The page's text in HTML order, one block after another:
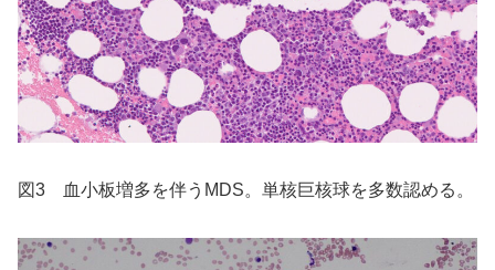
図3 血小板増多を伴うMDS。単核巨核球を多数認める。